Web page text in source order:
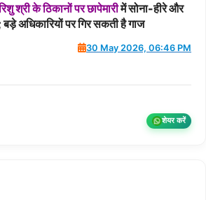
श्रीकेठिकानोंपरछापेमारीमें सोना-हीरे और
अधिकारियों पर गिर सकती है गाज
30 May 2026, 06:46 PM
शेयर करें